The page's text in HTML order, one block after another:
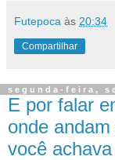
Futepoca às 20:34
Compartilhar
segunda-feira,
E por falar
onde
você